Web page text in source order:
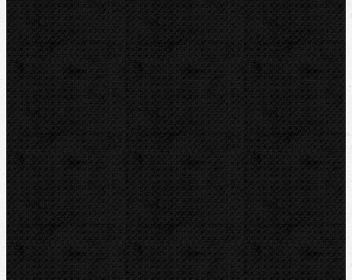
Řezáky a kolečka
Odhrotovače, kalibry
Úkosovače
Hasáky, kleště, klíče
Ohýbačky
Vyhrdlovače